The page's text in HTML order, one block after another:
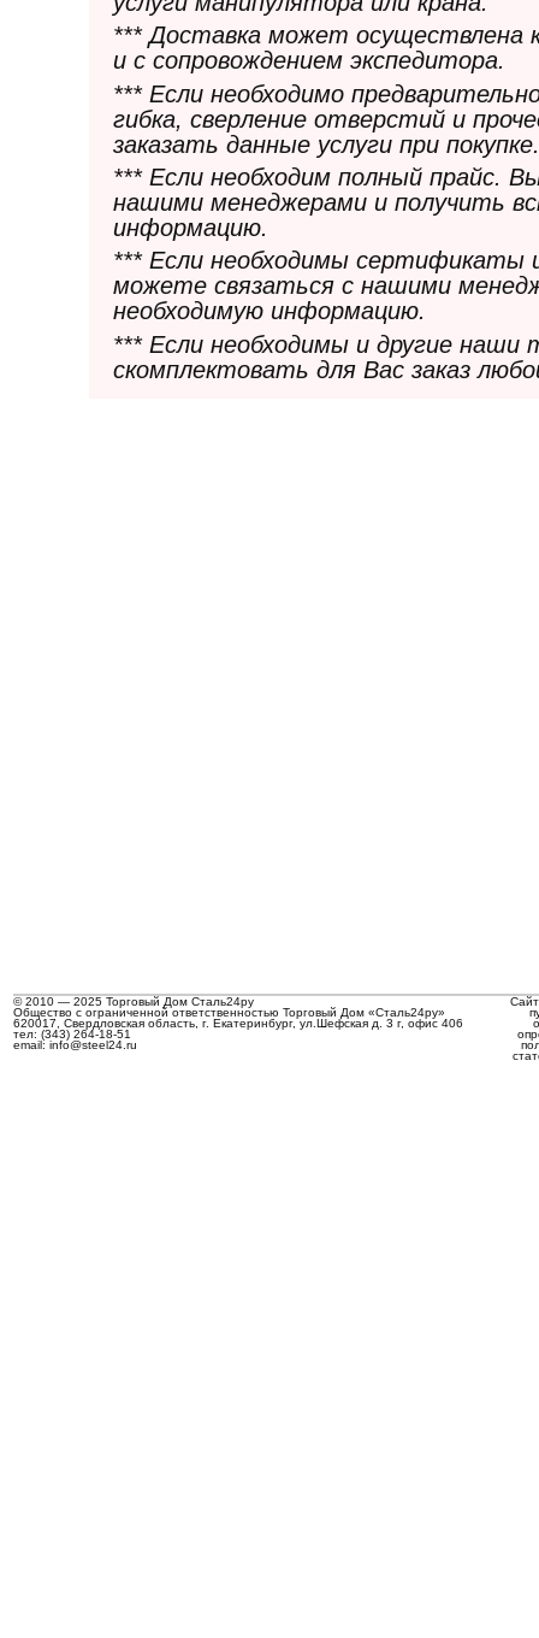
*** Доставка может осуществлена
и с сопровождением экспедитора.
*** Если необходимо
гибка, сверление отверстий и
заказать данные услуги при покупке.
*** Если необходим полный прайс.
нашими менеджерами и получить
информацию.
*** Если необходимы сертификаты
можете связаться с нашими
необходимую информацию.
*** Если необходимы и другие
скомплектовать для Вас заказ
© 2010 — 2025 Торговый Дом Сталь24ру
Общество с ограниченной ответственностью Торговый Дом «Сталь24ру»
620017, Свердловская область, г. Екатеринбург, ул.Шефская д. 3 г, офис 406
тел: (343) 264-18-51
email: info@steel24.ru